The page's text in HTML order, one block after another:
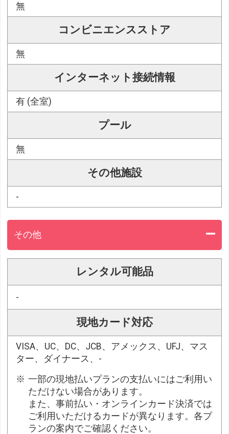
無
コンビニエンスストア
無
インターネット接続情報
有 (全室)
プール
無
その他施設
-
その他
レンタル可能品
-
現地カード対応
VISA、UC、DC、JCB、アメックス、UFJ、マス
ター、ダイナース、-
一部の現地払いプランの支払いにはご利用い
ただけない場合があります。
また、事前払い・オンラインカード決済では
ご利用いただけるカードが異なります。各プ
ランの案内でご確認ください。